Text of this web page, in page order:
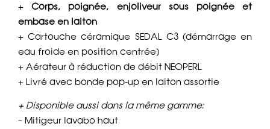
+Corps, poignée, enjoliveur sous poignée et
embase en laiton
+ Cartouche céramique SEDAL C3 (démarrage en
eau froide en position centrée)
+ Aérateur à réduction de débit NEOPERL
+ Livré avec bonde pop-up en laiton assortie
+ Disponible aussi dans la même gamme:
– Mitigeur lavabo haut